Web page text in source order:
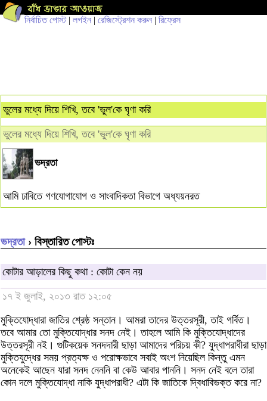
নির্বাচিত পোস্ট| লগইন | রেজিস্ট্রেশন করুন | রিফ্রেস
ভুলের মধ্যে দিয়ে শিখি, তবে ‌'ভুল'কে ঘৃণা করি
ভুলের মধ্যে দিয়ে শিখি, তবে ‌'ভুল'কে ঘৃণা করি
ভদ্রতা
আমি ঢাবিতে গণযোগাযোগ ও সাংবাদিকতা বিভাগে অধ্যয়নরত
ভদ্রতা› বিস্তারিত পোস্টঃ
কোটার আড়ালের কিছু কথা : কোটা কেন নয়
১৭ ই জুলাই, ২০১৩ রাত ১২:০৫
মুক্তিযোদ্ধারা জাতির শ্রেষ্ঠ সন্তান। আমরা তাদের উত্তরসূরী, তাই গর্বিত।
তবে আমার তো মুক্তিযোদ্ধার সনদ নেই। তাহলে আমি কি মুক্তিযোদ্ধাদের
উত্তরসূরী নই। গুটিকয়েক সনদদারী ছাড়া আমাদের পরিচয় কী? যুদ্ধাপরাধীরা ছাড়া
মুক্তিযুদ্ধের সময় প্রত্যক্ষ ও পরোক্ষভাবে সবাই অংশ নিয়েছিল কিন্তু এমন
অনেকেই আছেন যারা সনদ নেননি বা কেউ আবার পাননি। সনদ নেই বলে তারা
কোন দলে মুক্তিযোদ্ধা নাকি যুদ্ধাপরাধী? এটা কি জাতিকে দ্বিধাবিভক্ত করে না?